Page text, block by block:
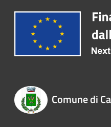
Comune di